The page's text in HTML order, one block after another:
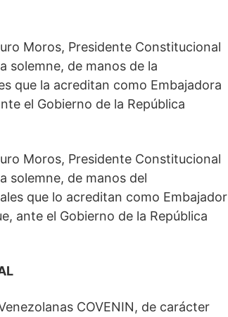
Moros, Presidente Constitucional
solemne, de manos de la
que la acreditan como Embajadora
el Gobierno de la República
Moros, Presidente Constitucional
solemne, de manos del
que lo acreditan como Embajador
ante el Gobierno de la República
COVENIN, de carácter